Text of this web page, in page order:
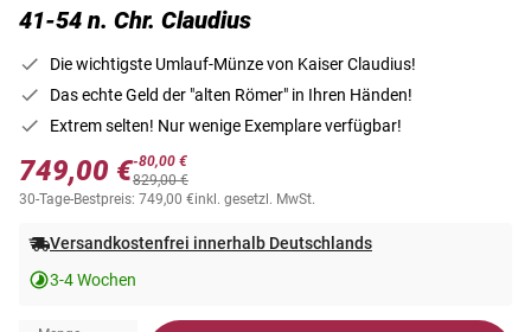
41-54 n. Chr. Claudius
Die wichtigste Umlauf-Münze von Kaiser Claudius!
Das echte Geld der "alten Römer" in Ihren Händen!
Extrem selten! Nur wenige Exemplare verfügbar!
749,00 €-80,00 €
829,00 €
30-Tage-Bestpreis: 749,00 €inkl. gesetzl. MwSt.
Versandkostenfrei innerhalb Deutschlands
3-4 Wochen